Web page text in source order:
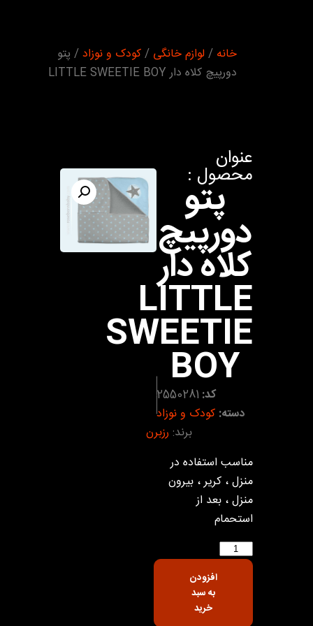
خانه /لوازم خانگی /کودک و نوزاد/ پتو
دورپیچ کلاه دار LITTLE SWEETIE BOY
عنوان
محصول :
پتو
دورپیچ
کلاه دار
LITTLE
SWEETIE
BOY
کد: 2550281
دسته: کودک و نوزاد
برند: رزبرن
مناسب استفاده در
منزل ، کریر ، بیرون
منزل ، بعد از
استحمام
افزودن
به سبد
خرید